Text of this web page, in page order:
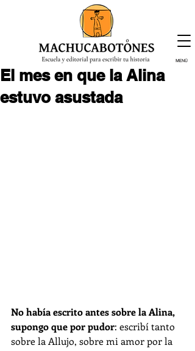
¡Inscríbete hoy!
MENÚ
El mes en que la Alina
estuvo asustada
No había escrito antes sobre la Alina,
supongo que por pudor: escribí tanto
sobre la Allujo, sobre mi amor por la